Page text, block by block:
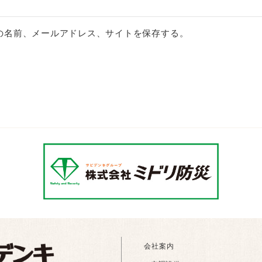
前、メールアドレス、サイトを保存する。
会社案内